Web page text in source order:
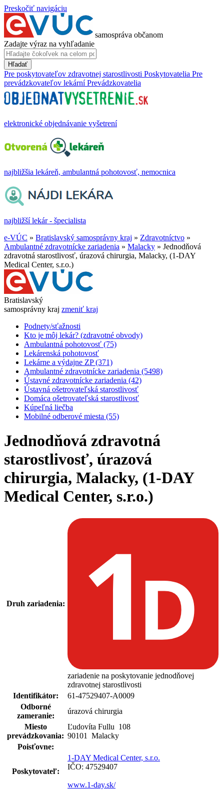
Preskočiť navigáciu
samospráva občanom
Zadajte výraz na vyhľadanie
Hľadať
Pre poskytovateľov zdravotnej starostlivosti Poskytovatelia Pre
prevádzkovateľov lekární Prevádzkovatelia
elektronické objednávanie vyšetrení
najbližšia lekáreň, ambulantná pohotovosť, nemocnica
najbližší lekár - špecialista
e-VÚC » Bratislavský samosprávny kraj » Zdravotníctvo »
Ambulantné zdravotnícke zariadenia » Malacky » Jednodňová
zdravotná starostlivosť, úrazová chirurgia, Malacky, (1-DAY
Medical Center, s.r.o.)
Bratislavský
samosprávny kraj zmeniť kraj
Podnety/sťažnosti
Kto je môj lekár? (zdravotné obvody)
Ambulantná pohotovosť (75)
Lekárenská pohotovosť
Lekárne a výdajne ZP (371)
Ambulantné zdravotnícke zariadenia (5498)
Ústavné zdravotnícke zariadenia (42)
Ústavná ošetrovateľská starostlivosť
Domáca ošetrovateľská starostlivosť
Kúpeľná liečba
Mobilné odberové miesta (55)
Jednodňová zdravotná
starostlivosť, úrazová
chirurgia, Malacky, (1-DAY
Medical Center, s.r.o.)
Druh zariadenia:
zariadenie na poskytovanie jednodňovej
zdravotnej starostlivosti
Identifikátor:
61-47529407-A0009
Odborné
zameranie:
úrazová chirurgia
Miesto
prevádzkovania:
Ľudovíta Fullu 108
90101 Malacky
Poisťovne:
Poskytovateľ:
1-DAY Medical Center, s.r.o.
IČO: 47529407
www.1-day.sk/